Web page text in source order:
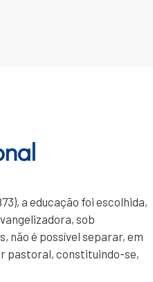
a educação foi escolhida,
sob
não é possível separar, em
pastoral, constituindo-se,